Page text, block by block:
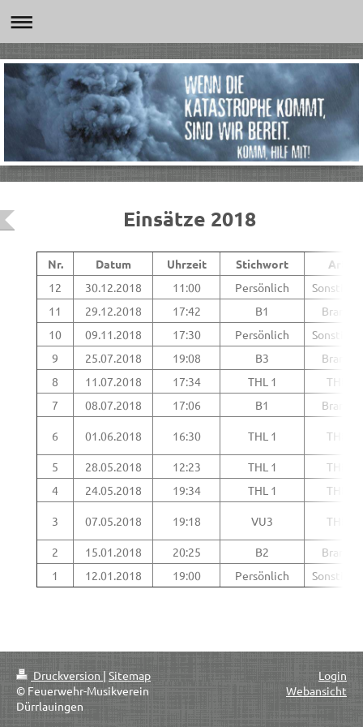
Einsätze 2018
Nr. Datum Uhrzeit Stichwort
Art
12
30.12.2018 11:00 Persönlich
Sonstiges
11
29.12.2018 17:42 B1
Brand
10
09.11.2018 17:30 Persönlich
Sonstiges
9
25.07.2018 19:08 B3
Brand
8
11.07.2018 17:34 THL 1
THL
7
08.07.2018 17:06 B1 Brand
6 01.06.2018 16:30 THL 1 THL
5 28.05.2018 12:23 THL 1
THL
4
24.05.2018 19:34 THL 1 THL
3 07.05.2018 19:18 VU3 THL
2 15.01.2018 20:25 B2
Brand
1
12.01.2018 19:00 Persönlich Sonstiges
Druckversion | Sitemap
© Feuerwehr-Musikverein
Dürrlauingen
Login
Webansicht